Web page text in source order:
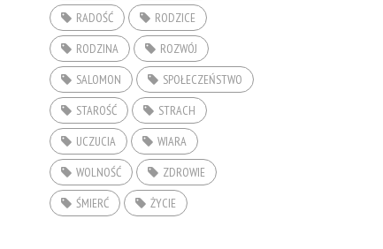
RADOŚĆ
RODZICE
RODZINA
ROZWÓJ
SALOMON
SPOŁECZEŃSTWO
STAROŚĆ
STRACH
UCZUCIA
WIARA
WOLNOŚĆ
ZDROWIE
ŚMIERĆ
ŻYCIE